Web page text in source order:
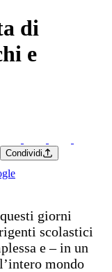
di
e
Condividi
giorni
scolastici
e – in un
mondo